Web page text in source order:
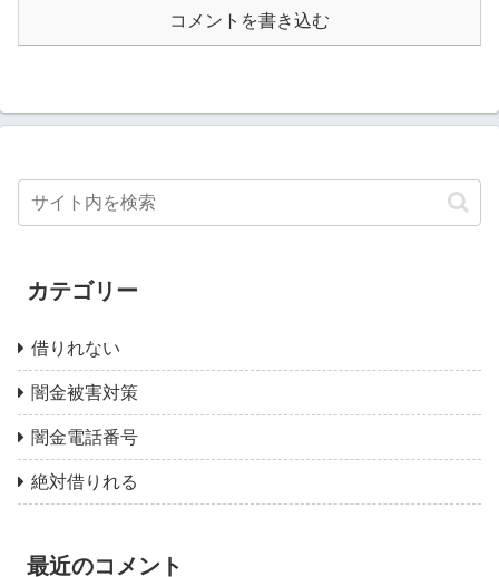
コメントを書き込む
カテゴリー
借りれない
闇金被害対策
闇金電話番号
絶対借りれる
最近のコメント